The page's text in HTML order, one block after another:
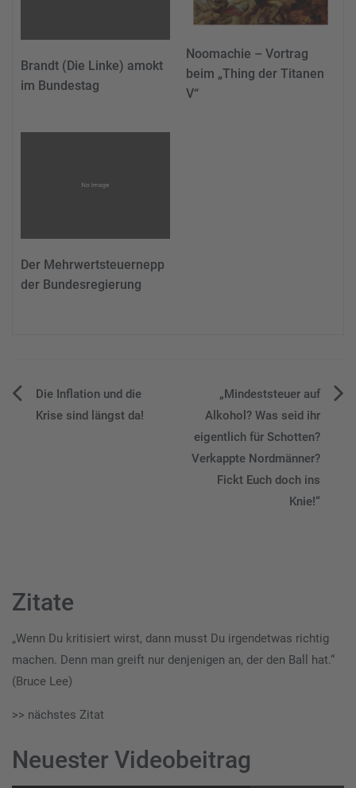
Brandt (Die Linke) amokt
im Bundestag
Noomachie – Vortrag
beim „Thing der Titanen
V“
Der Mehrwertsteuernepp
der Bundesregierung
Beitragsnavigation
Die Inflation und die
Krise sind längst da!
„Mindeststeuer auf
Alkohol? Was seid ihr
eigentlich für Schotten?
Verkappte Nordmänner?
Fickt Euch doch ins
Knie!“
Zitate
„Wenn Du kritisiert wirst, dann musst Du irgendetwas richtig
machen. Denn man greift nur denjenigen an, der den Ball hat.“
(Bruce Lee)
>> nächstes Zitat
Neuester Videobeitrag